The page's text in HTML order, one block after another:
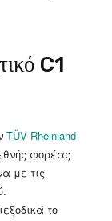
C1
TÜV Rheinland
φορέας
με τις
το